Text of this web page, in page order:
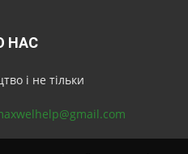
НАС
і не тільки